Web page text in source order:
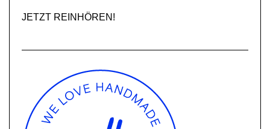
JETZT REINHÖREN!